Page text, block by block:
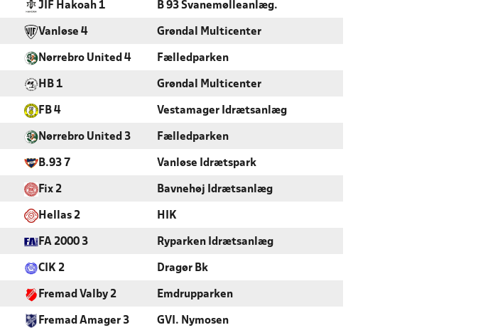
JIF Hakoah 1 B 93 Svanemølleanlæg.
Vanløse 4 Grøndal Multicenter
Nørrebro United 4 Fælledparken
HB 1 Grøndal Multicenter
FB 4 Vestamager Idrætsanlæg
Nørrebro United 3 Fælledparken
B.93 7 Vanløse Idrætspark
Fix 2 Bavnehøj Idrætsanlæg
Hellas 2 HIK
FA 2000 3 Ryparken Idrætsanlæg
CIK 2 Dragør Bk
Fremad Valby 2 Emdrupparken
Fremad Amager 3 GVI. Nymosen